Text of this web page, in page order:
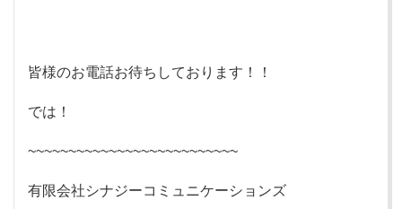
皆様のお電話お待ちしております！！
では！
~~~~~~~~~~~~~~~~~~~~~~~~~~
有限会社シナジーコミュニケーションズ